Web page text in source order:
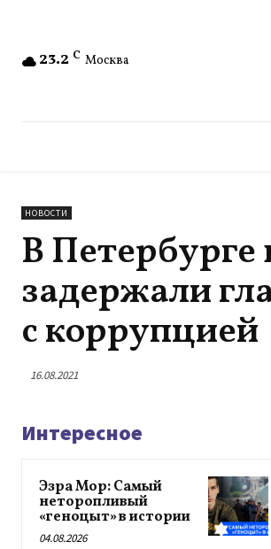
23.2 C Москва
НОВОСТИ
В Петербурге
задержали
с коррупцией
16.08.2021
Интересное
Эзра Мор: Самый
неторопливый
«геноцыт» в истории
04.08.2026